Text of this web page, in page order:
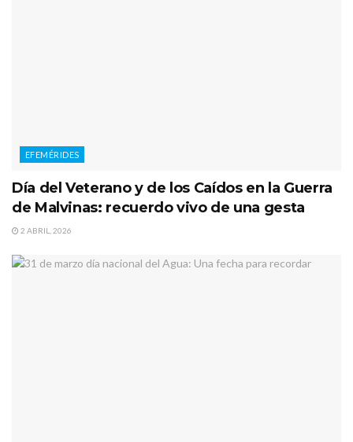
EFEMÉRIDES
Día del Veterano y de los Caídos en la Guerra
de Malvinas: recuerdo vivo de una gesta
2 ABRIL, 2026